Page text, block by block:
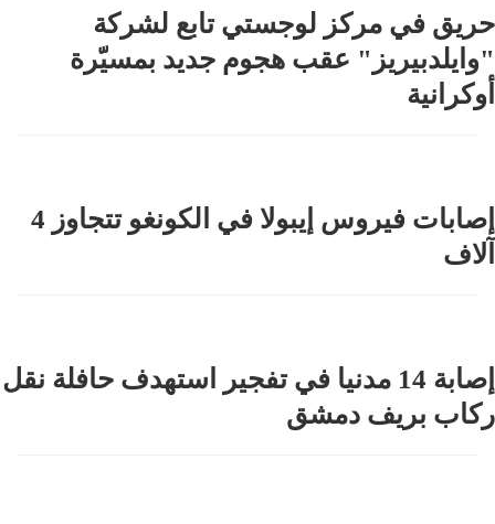
حريق في مركز لوجستي تابع لشركة
"وايلدبيريز" عقب هجوم جديد بمسيّرة
أوكرانية
إصابات فيروس إيبولا في الكونغو تتجاوز 4
آلاف
إصابة 14 مدنيا في تفجير استهدف حافلة نقل
ركاب بريف دمشق